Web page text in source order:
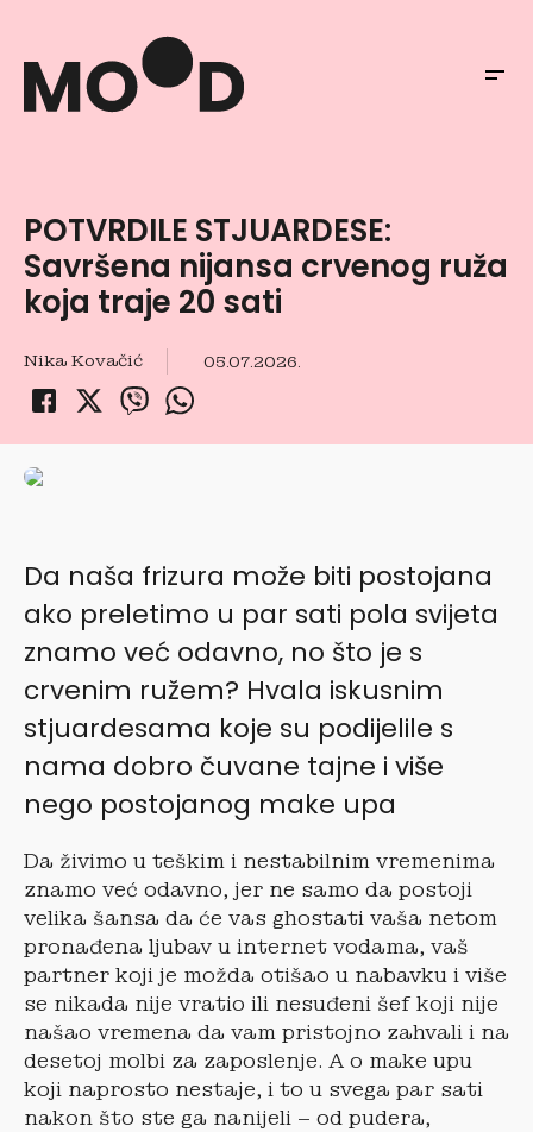
POTVRDILE STJUARDESE:
Savršena nijansa crvenog ruža
koja traje 20 sati
Nika Kovačić 05.07.2026.
Da naša frizura može biti postojana
ako preletimo u par sati pola svijeta
znamo već odavno, no što je s
crvenim ružem? Hvala iskusnim
stjuardesama koje su podijelile s
nama dobro čuvane tajne i više
nego postojanog make upa
Da živimo u teškim i nestabilnim vremenima
znamo već odavno, jer ne samo da postoji
velika šansa da će vas ghostati vaša netom
pronađena ljubav u internet vodama, vaš
partner koji je možda otišao u nabavku i više
se nikada nije vratio ili nesuđeni šef koji nije
našao vremena da vam pristojno zahvali i na
desetoj molbi za zaposlenje. A o make upu
koji naprosto nestaje, i to u svega par sati
nakon što ste ga nanijeli – od pudera,